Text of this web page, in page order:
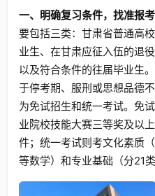
一、明确复习条件，找准报
要包括三类：甘肃省普通高
业生、在甘肃应征入伍的退
以及符合条件的往届毕业生
于停考期、服刑或思想品德
为免试招生和统一考试。免
业院校技能大赛三等奖及以
件；统一考试则考文化素质
等数学）和专业基础（分21